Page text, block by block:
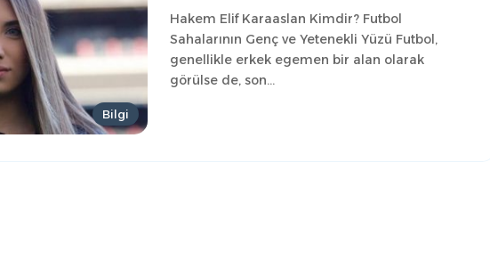
Bilgi
Hakem Elif Karaaslan Kimdir? Futbol
Sahalarının Genç ve Yetenekli Yüzü Futbol,
genellikle erkek egemen bir alan olarak
görülse de, son…